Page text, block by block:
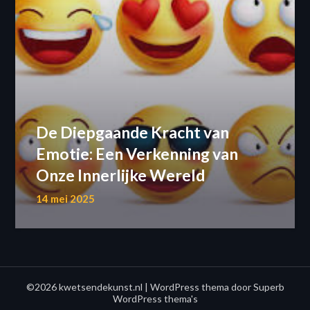
De Diepgaande Kracht van
Emotie: Een Verkenning van
Onze Innerlijke Wereld
14 mei 2025
©2026 kwetsendekunst.nl | WordPress thema doorSuperb
WordPress thema's